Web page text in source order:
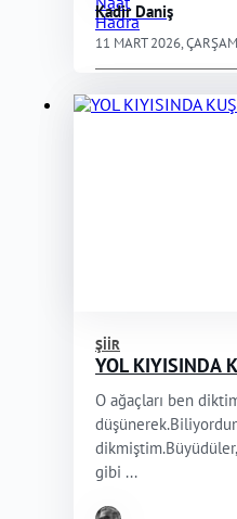
Kadir Daniş
11 MART 2026,
ŞIIR
YOL KIYISINDA
O ağaçları ben
gibi ...